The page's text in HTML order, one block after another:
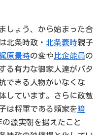
しょう、から始まった合
北条時政・ 北条義時親子
原景時の変や 比企能員の
る有力な御家人達がバタ
できる人物がいなくな
しています。さらに政敵
は将軍である頼家を暗
源実朝を据えたこと